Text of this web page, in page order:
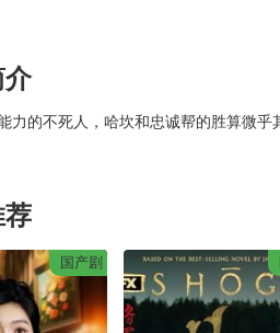
介
力的不死人，哈坎和忠诚帮的胜算微
荐
国产剧